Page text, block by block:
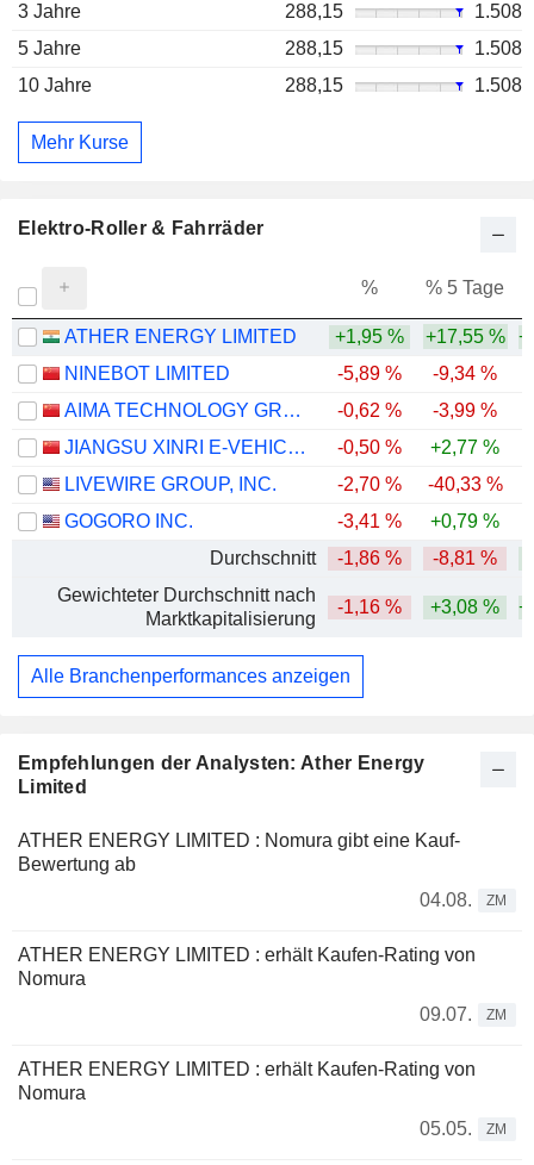
Empfehlungen der Analysten: Ather Energy
Limited
ATHER ENERGY LIMITED : Nomura gibt eine Kauf-
Bewertung ab
04.08.
ZM
ATHER ENERGY LIMITED : erhält Kaufen-Rating von
Nomura
09.07.
ZM
ATHER ENERGY LIMITED : erhält Kaufen-Rating von
Nomura
05.05.
ZM
3 Jahre
288,15
1.508
5 Jahre
288,15
1.508
10 Jahre
288,15 1.508
Mehr Kurse
Elektro-Roller & Fahrräder
% % 5 Tage
ATHER ENERGY LIMITED +1,95 % +17,55 %
NINEBOT LIMITED
-5,89 % -9,34 %
AIMA TECHNOLOGY GROUP CO., LTD
-0,62 % -3,99 %
JIANGSU XINRI E-VEHICLE CO., LTD.
-0,50 % +2,77 %
LIVEWIRE GROUP, INC.
-2,70 % -40,33 %
GOGORO INC.
-3,41 % +0,79 %
Durchschnitt
-1,86 % -8,81 %
Gewichteter Durchschnitt nach
Marktkapitalisierung
-1,16 % +3,08 %
Alle Branchenperformances anzeigen